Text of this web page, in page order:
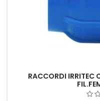
RACCORDI IRRITEC